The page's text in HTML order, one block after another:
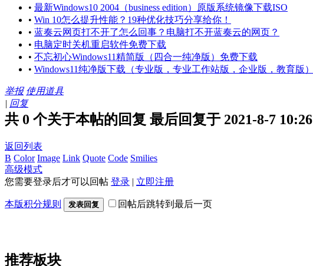
• 最新Windows10 2004（business edition）原版系统镜像下载ISO
• Win 10怎么提升性能？19种优化技巧分享给你！
• 蓝奏云网页打不开了怎么回事？电脑打不开蓝奏云的网页？
• 电脑定时关机重启软件免费下载
• 不忘初心Windows11精简版（四合一纯净版）免费下载
• Windows11纯净版下载（专业版，专业工作站版，企业版，教育版）
举报 使用道具
| 回复
共 0 个关于本帖的回复 最后回复于 2021-8-7 10:26
返回列表
B Color Image Link Quote Code Smilies
高级模式
您需要登录后才可以回帖 登录 | 立即注册
本版积分规则 发表回复 回帖后跳转到最后一页
推荐板块